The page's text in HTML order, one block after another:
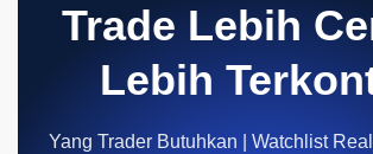
Trade Lebih
Lebih
Yang Trader Butuhkan | Watchlist